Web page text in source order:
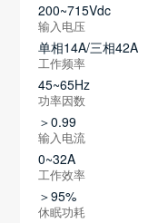
200~715Vdc
输入电压
单相14A/三相42A
工作频率
45~65Hz
功率因数
＞0.99
输入电流
0~32A
工作效率
＞95%
休眠功耗